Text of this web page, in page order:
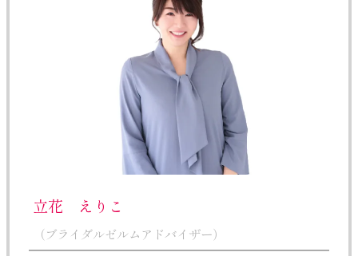
立花 えりこ
（ブライダルゼルムアドバイザー）